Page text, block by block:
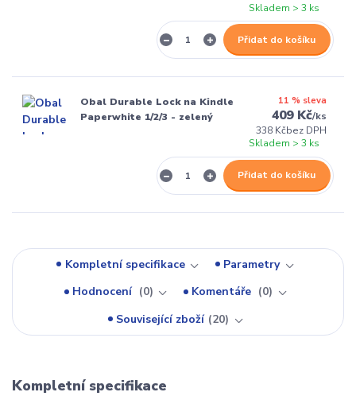
Skladem > 3 ks
Přidat do košíku
Obal Durable Lock na Kindle
Paperwhite 1/2/3 - zelený
11 % sleva
409 Kč/ks
338 Kčbez DPH
Skladem > 3 ks
Přidat do košíku
Kompletní specifikace
Parametry
Hodnocení
0 Komentáře
0
Související zboží 20
Kompletní specifikace